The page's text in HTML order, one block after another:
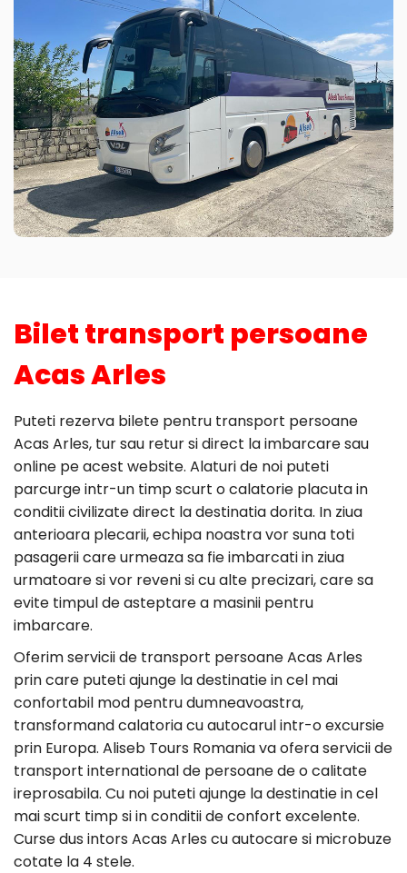
Bilet transport persoane
Acas Arles
Puteti rezerva bilete pentru transport persoane
Acas Arles, tur sau retur si direct la imbarcare sau
online pe acest website. Alaturi de noi puteti
parcurge intr-un timp scurt o calatorie placuta in
conditii civilizate direct la destinatia dorita. In ziua
anterioara plecarii, echipa noastra vor suna toti
pasagerii care urmeaza sa fie imbarcati in ziua
urmatoare si vor reveni si cu alte precizari, care sa
evite timpul de asteptare a masinii pentru
imbarcare.
Oferim servicii de transport persoane Acas Arles
prin care puteti ajunge la destinatie in cel mai
confortabil mod pentru dumneavoastra,
transformand calatoria cu autocarul intr-o excursie
prin Europa. Aliseb Tours Romania va ofera servicii de
transport international de persoane de o calitate
ireprosabila. Cu noi puteti ajunge la destinatie in cel
mai scurt timp si in conditii de confort excelente.
Curse dus intors Acas Arles cu autocare si microbuze
cotate la 4 stele.